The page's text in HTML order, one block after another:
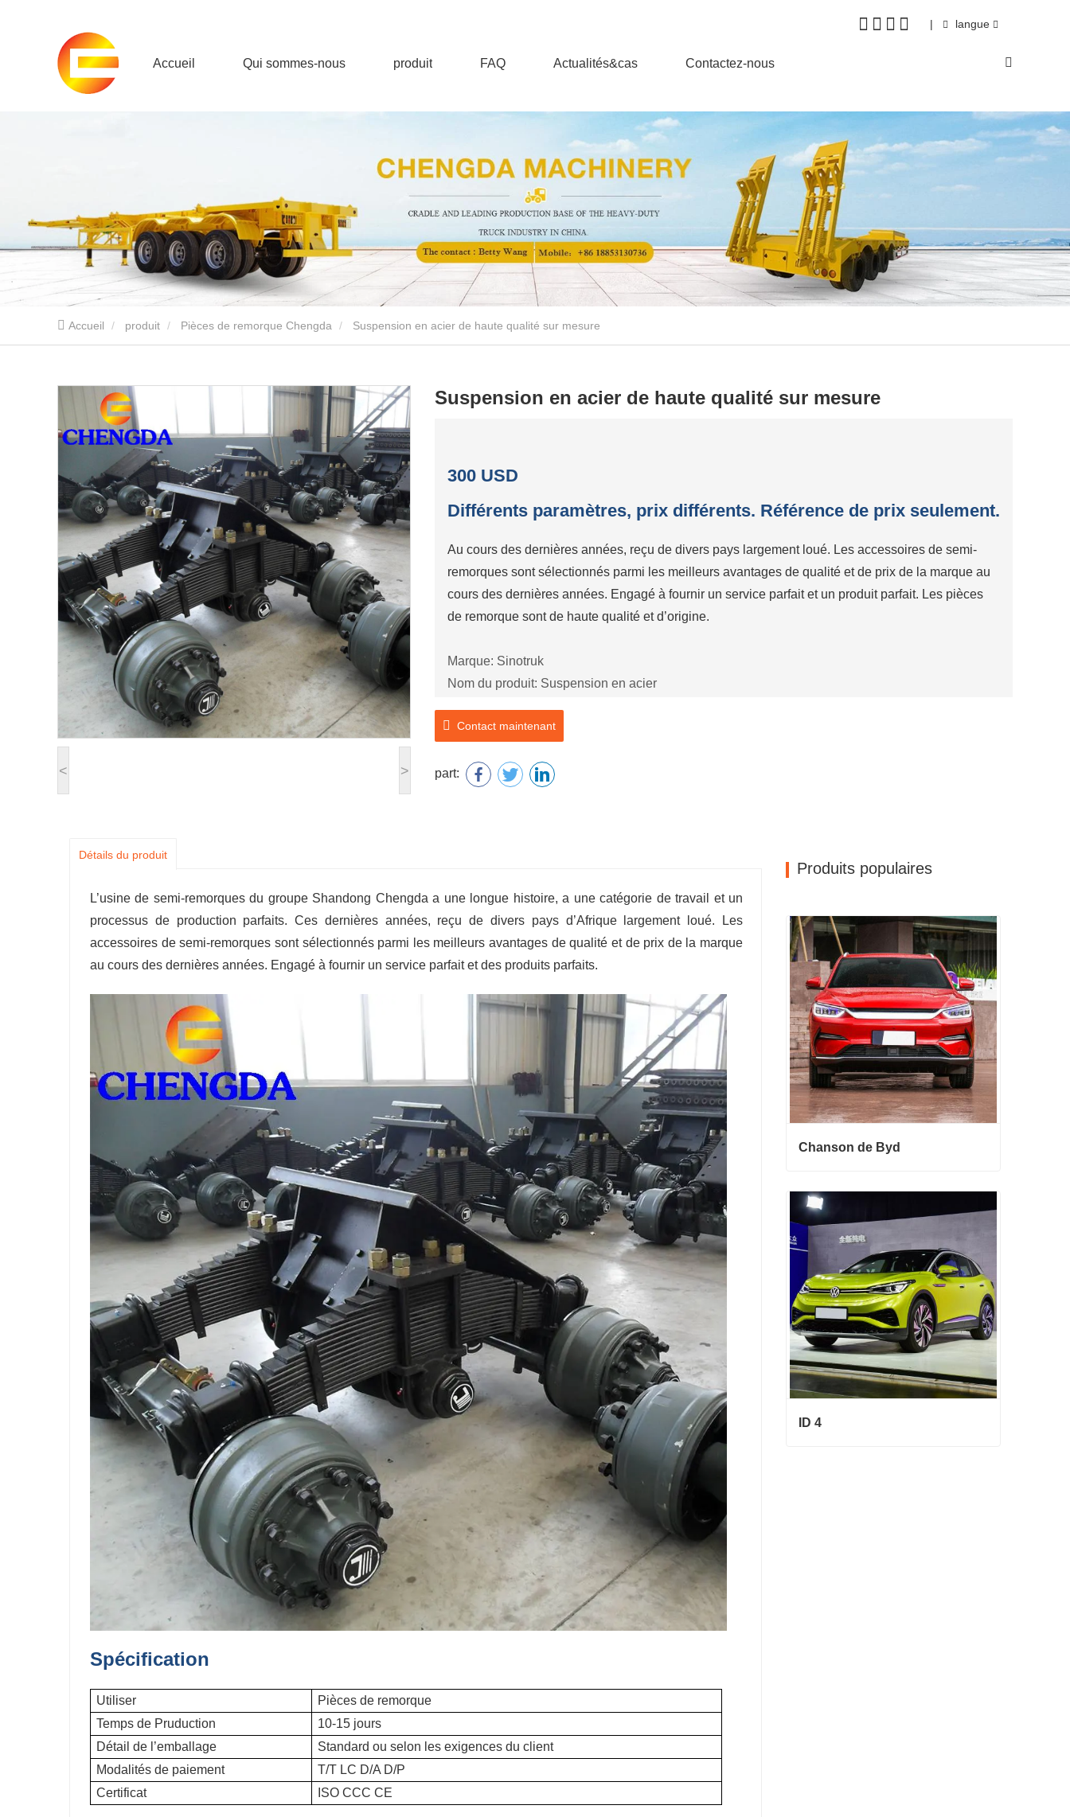
| langue
Accueil Qui sommes-nous produit FAQ Actualités&cas Contactez-nous
Accueil produit Pièces de remorque Chengda Suspension en acier de haute qualité sur mesure
< >
Suspension en acier de haute qualité sur mesure
300 USD
Différents paramètres, prix différents. Référence de prix seulement.
Au cours des dernières années, reçu de divers pays largement loué. Les accessoires de semi-
remorques sont sélectionnés parmi les meilleurs avantages de qualité et de prix de la marque au
cours des dernières années. Engagé à fournir un service parfait et un produit parfait. Les pièces
de remorque sont de haute qualité et d’origine.
Marque: Sinotruk
Nom du produit: Suspension en acier
Contact maintenant
part:
Détails du produit
L’usine de semi-remorques du groupe Shandong Chengda a une longue histoire, a une catégorie de travail et un
processus de production parfaits. Ces dernières années, reçu de divers pays d’Afrique largement loué. Les
accessoires de semi-remorques sont sélectionnés parmi les meilleurs avantages de qualité et de prix de la marque
au cours des dernières années. Engagé à fournir un service parfait et des produits parfaits.
Spécification
Utiliser
Pièces de remorque
Temps de Pruduction
10-15 jours
Détail de l’emballage
Standard ou selon les exigences du client
Modalités de paiement
T/T LC D/A D/P
Certificat
ISO CCC CE
Produits populaires
Chanson de Byd
Chanson de Byd
Contact maintenant
ID 4